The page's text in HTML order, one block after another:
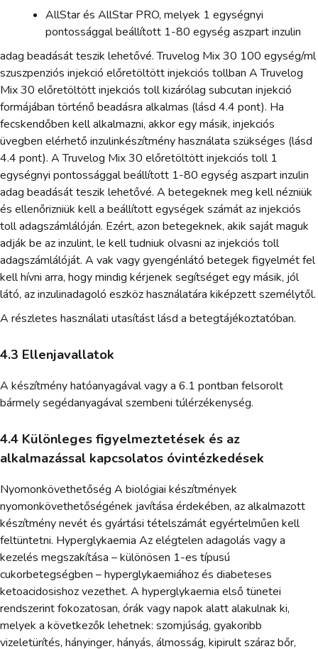
AllStar és AllStar PRO, melyek 1 egységnyi
pontossággal beállított 1-80 egység aszpart inzulin
adag beadását teszik lehetővé. Truvelog Mix 30 100 egység/ml
szuszpenziós injekció előretöltött injekciós tollban A Truvelog
Mix 30 előretöltött injekciós toll kizárólag subcutan injekció
formájában történő beadásra alkalmas (lásd 4.4 pont). Ha
fecskendőben kell alkalmazni, akkor egy másik, injekciós
üvegben elérhető inzulinkészítmény használata szükséges (lásd
4.4 pont). A Truvelog Mix 30 előretöltött injekciós toll 1
egységnyi pontossággal beállított 1-80 egység aszpart inzulin
adag beadását teszik lehetővé. A betegeknek meg kell nézniük
és ellenőrizniük kell a beállított egységek számát az injekciós
toll adagszámlálóján. Ezért, azon betegeknek, akik saját maguk
adják be az inzulint, le kell tudniuk olvasni az injekciós toll
adagszámlálóját. A vak vagy gyengénlátó betegek figyelmét fel
kell hívni arra, hogy mindig kérjenek segítséget egy másik, jól
látó, az inzulinadagoló eszköz használatára kiképzett személytől.
A részletes használati utasítást lásd a betegtájékoztatóban.
4.3 Ellenjavallatok
A készítmény hatóanyagával vagy a 6.1 pontban felsorolt
bármely segédanyagával szembeni túlérzékenység.
4.4 Különleges figyelmeztetések és az
alkalmazással kapcsolatos óvintézkedések
Nyomonkövethetőség A biológiai készítmények
nyomonkövethetőségének javítása érdekében, az alkalmazott
készítmény nevét és gyártási tételszámát egyértelműen kell
feltüntetni. Hyperglykaemia Az elégtelen adagolás vagy a
kezelés megszakítása – különösen 1-es típusú
cukorbetegségben – hyperglykaemiához és diabeteses
ketoacidosishoz vezethet. A hyperglykaemia első tünetei
rendszerint fokozatosan, órák vagy napok alatt alakulnak ki,
melyek a következők lehetnek: szomjúság, gyakoribb
vizeletürítés, hányinger, hányás, álmosság, kipirult száraz bőr,